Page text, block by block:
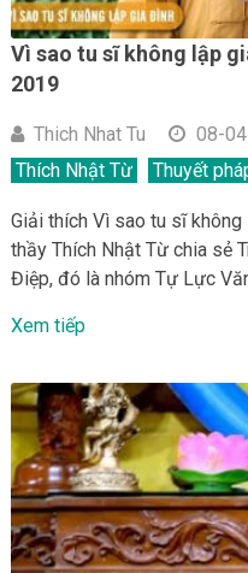
Vì sao tu sĩ không lập
2019
Thich Nhat Tu
08-
Thích Nhật Từ
Thuyết
Giải thích Vì sao tu sĩ
thầy Thích Nhật Từ chia sẻ
Điệp, đó là nhóm Tự Lực
Xem tiếp